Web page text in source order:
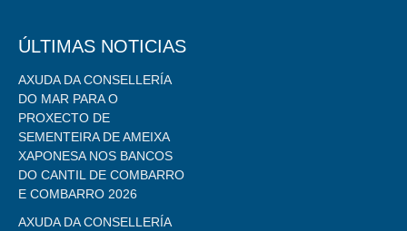
ÚLTIMAS NOTICIAS
AXUDA DA CONSELLERÍA
DO MAR PARA O
PROXECTO DE
SEMENTEIRA DE AMEIXA
XAPONESA NOS BANCOS
DO CANTIL DE COMBARRO
E COMBARRO 2026
AXUDA DA CONSELLERÍA